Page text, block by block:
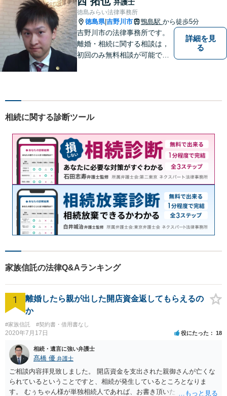
件。徳島県出身。東京大学法
学部卒。
弁護士
徳島みらい法律事務所
徳島県|吉野川市 鴨島駅 から徒歩5分
吉野川市の法律事務所です。
離婚・相続に関する相談は，
初回のみ無料相談が可能です
詳細を見
る
相続に関する診断ツール
家族信託の法律Q&Aランキング
1
離婚したら親が出した開店資金返してもらえるの
か
#家族信託 #契約書・借用書なし
2020年7月17日 役にたった 18
相続・遺言に強い弁護士
髙橋 優 弁護士
ご相談内容拝見致しました。 開店資金を支出された親御さんが亡くな
られているということですと、相続が発生しているところとなりま
す。 むぅちゃん様が単独相続人であれば、お書き頂いたような方法で